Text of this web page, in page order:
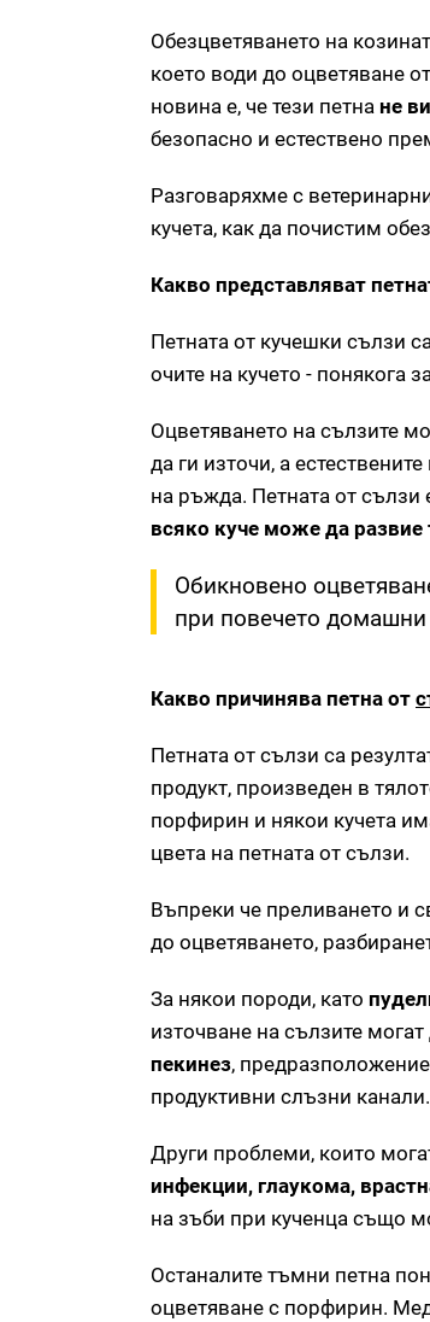
Обезцветяването на
което води до оцветяване
новина е, че тези петна не
безопасно и естествено
Разговаряхме с
кучета, как да почистим
Какво представляват
Петната от кучешки сълзи
очите на кучето - понякога
Оцветяването на сълзите
да ги източи, а
на ръжда. Петната от сълзи
всяко куче може да развие
Обикновено
при повечето
Какво причинява петна от
Петната от сълзи са
продукт, произведен в
порфирин и някои кучета
цвета на петната от сълзи.
Въпреки че преливането и
до оцветяването,
За някои породи, като
източване на сълзите
пекинез,
продуктивни слъзни канали.
Други проблеми, които
инфекции, глаукома,
на зъби при кученца също
Останалите тъмни петна
оцветяване с порфирин.